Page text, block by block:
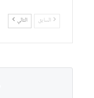
السابق التالي